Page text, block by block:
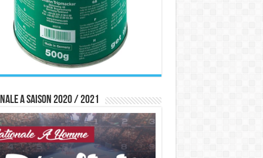
A saison 2020 / 2021